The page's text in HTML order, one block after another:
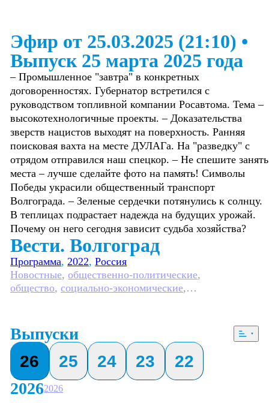
Эфир от 25.03.2025 (21:10) •
Выпуск 25 марта 2025 года
– Промышленное "завтра" в конкретных
договоренностях. Губернатор встретился с
руководством топливной компании Росавтома. Тема –
высокотехнологичные проекты. – Доказательства
зверств нацистов выходят на поверхность. Ранняя
поисковая вахта на месте ДУЛАГа. На "разведку" с
отрядом отправился наш спецкор. – Не спешите занять
места – лучше сделайте фото на память! Символы
Победы украсили общественный транспорт
Волгограда. – Зеленые сердечки потянулись к солнцу.
В теплицах подрастает надежда на будущих урожай.
Почему он него сегодня зависит судьба хозяйства?
Вести. Волгоград
Программа, 2022,Россия
Новостные,общественно-политические,
общество,социально-экономические,
Выпуски
26
25 24 23
22
20262026